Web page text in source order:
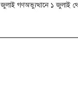
জুলাই গণঅভ্যুত্থানে ১ জুলাই